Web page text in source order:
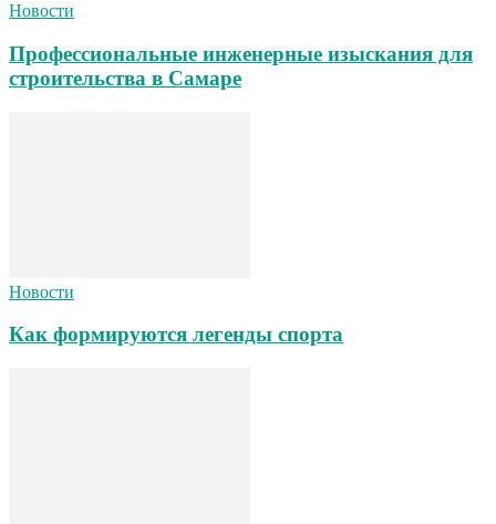
Новости
Профессиональные инженерные изыскания для
строительства в Самаре
Новости
Как формируются легенды спорта